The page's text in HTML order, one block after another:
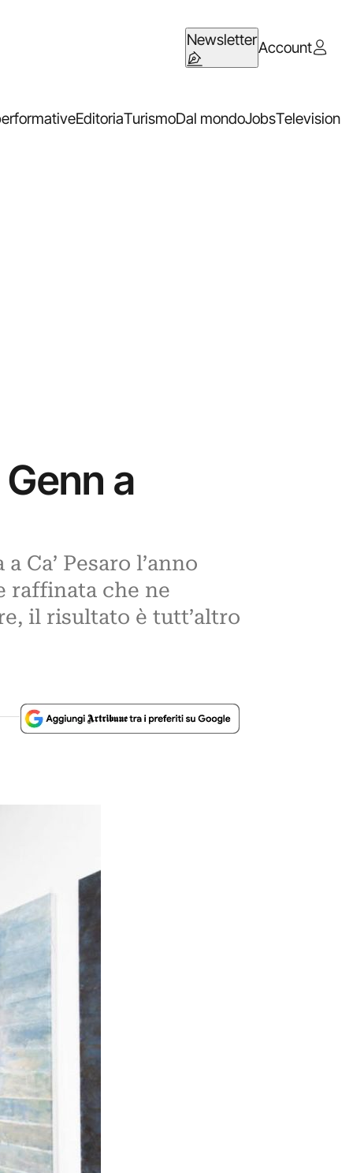
NewsletterAccount
EditoriaTurismoDal mondoJobsTelevision
a
Ca’ Pesaro l’anno
raffinata che ne
il risultato è tutt’altro